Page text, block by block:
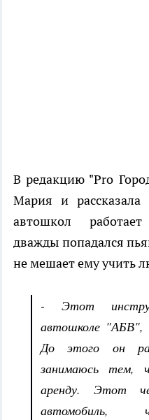
В редакцию "Pro
Мария и
автошкол
дважды попадался
не мешает ему учить
- Этот
автошколе "АБВ",
До этого он
занимаюсь
аренду. Этот
автомобиль,